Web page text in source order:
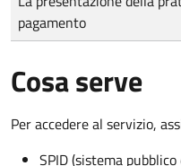
pagamento
Cosa serve
Per accedere al servizio,
SPID (sistema